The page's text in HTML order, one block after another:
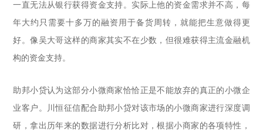
一直无法从银行获得资金支持。实际上他的资金需求并不高，每
年大约只需要十多万的融资用于备货周转，就能把生意做得更
好。像吴大哥这样的商家其实不在少数，但很难获得主流金融机
构的资金支持。
助邦小贷认为这部分小微商家恰恰正是不能放弃的真正的小微企
业客户。川恒征信配合助邦小贷对该市场的小微商家进行深度调
研，拿出历年来的数据进行分析比对，根据小商家的各项特性，